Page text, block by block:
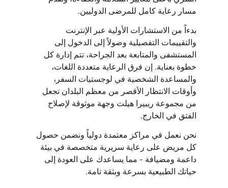
مسار رعاية كامل للمرضى الدوليين.
بدءاً من الاستشارات الأولية عبر الإنترنت
والتقييمات التفصيلية وصولاً إلى الدخول إلى
المستشفى والمتابعة بعد الجراحة، تتم إدارة كل
خطوة بعناية. إن فرق الرعاية متعددة اللغات،
والمساعدة الشخصية في لوجستيات السفر،
وأوقات الانتظار الأقصر من معظم البلدان تجعل
من مجموعة ريبيرا هيلث وجهة موثوقة لإصلاح
الفتق في الخارج.
نحن نعمل في مراكز معتمدة دولياً ونضمن حصول
كل مريض على رعاية سريرية متخصصة في بيئة
داعمة ومضيافة - مما يساعدك على العودة إلى
حياتك الطبيعية بسرعة وبثقة تامة.